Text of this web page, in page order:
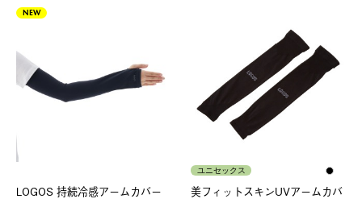
NEW
LOGOS 持続冷感アームカバー
ユニセックス
美フィットスキンUVアームカバ